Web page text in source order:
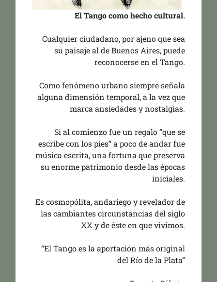
El Tango como hecho cultural.
Cualquier ciudadano, por ajeno que sea
su paisaje al de Buenos Aires, puede
reconocerse en el Tango.
Como fenómeno urbano siempre señala
alguna dimensión temporal, a la vez que
marca ansiedades y nostalgias.
Si al comienzo fue un regalo “que se
escribe con los pies” a poco de andar fue
música escrita, una fortuna que preserva
su enorme patrimonio desde las épocas
iniciales.
Es cosmopólita, andariego y revelador de
las cambiantes circunstancias del siglo
XX y de éste en que vivimos.
“El Tango es la aportación más original
del Río de la Plata”